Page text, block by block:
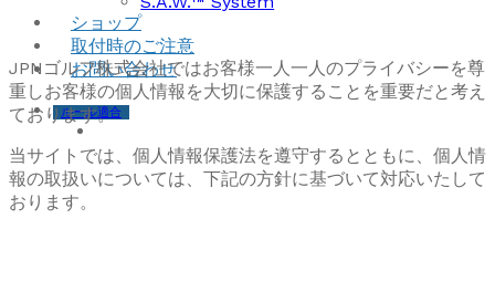
ショップ
取付時のご注意
お問い合わせ
ルール適合
JPNゴルフ株式会社ではお客様一人一人のプライバシーを尊
重しお客様の個人情報を大切に保護することを重要だと考え
ております。
当サイトでは、個人情報保護法を遵守するとともに、個人情
報の取扱いについては、下記の方針に基づいて対応いたして
おります。